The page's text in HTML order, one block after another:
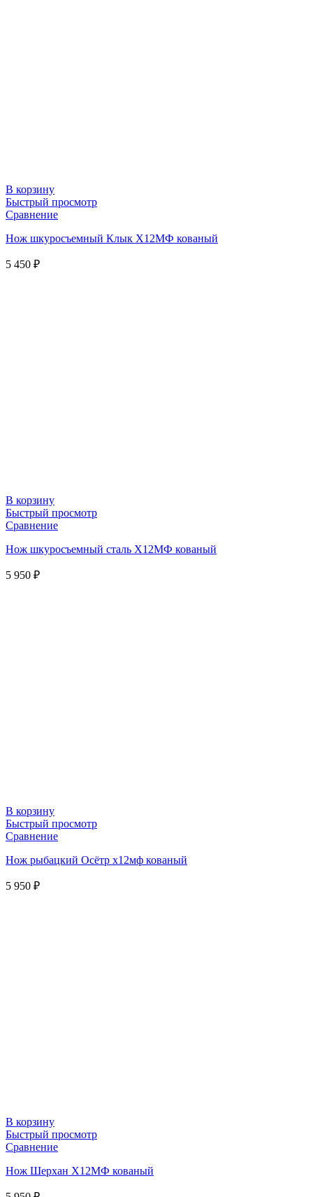
В корзину
Быстрый просмотр
Сравнение
Нож шкуросъемный Клык Х12МФ кованый
5 450 ₽
В корзину
Быстрый просмотр
Сравнение
Нож шкуросъемный сталь Х12МФ кованый
5 950 ₽
В корзину
Быстрый просмотр
Сравнение
Нож рыбацкий Осётр х12мф кованый
5 950 ₽
В корзину
Быстрый просмотр
Сравнение
Нож Шерхан Х12МФ кованый